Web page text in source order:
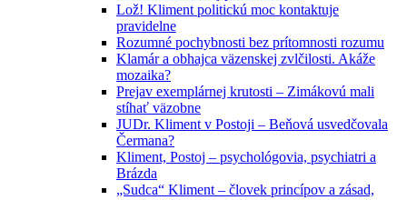
Lož! Kliment politickú moc kontaktuje
pravidelne
Rozumné pochybnosti bez prítomnosti rozumu
Klamár a obhajca väzenskej zvlčilosti. Akáže
mozaika?
Prejav exemplárnej krutosti – Zimákovú mali
stíhať väzobne
JUDr. Kliment v Postoji – Beňová usvedčovala
Čermana?
Kliment, Postoj – psychológovia, psychiatri a
Brázda
„Sudca“ Kliment – človek princípov a zásad,